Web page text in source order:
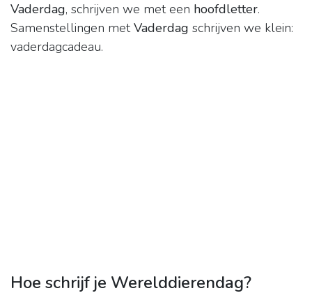
Vaderdag, schrijven we met een hoofdletter.
Samenstellingen metVaderdag schrijven we klein:
vaderdagcadeau.
Hoe schrijf je Werelddierendag?